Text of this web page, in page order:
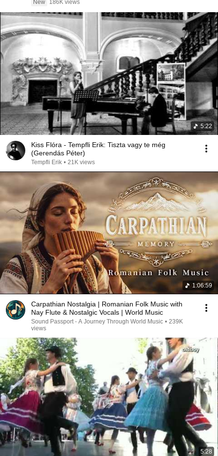
New 186K views
5:22
Kiss Flóra - Tempfli Erik: Tiszta vagy te még
(Gerendás Péter)
Tempfli Erik • 21K views
1:06:59
Carpathian Nostalgia | Romanian Folk Music with
Nay Flute & Nostalgic Vocals | World Music
Sound Passport - A Journey Through World Music • 239K
views
5:28